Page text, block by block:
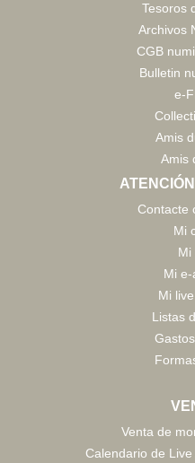
Tesoros
Archivos
CGB
Bulletin
e-
Amis
Amis
Contacte
Mi
Mi
Mi
Mi
Listas
Venta de
Calendario de